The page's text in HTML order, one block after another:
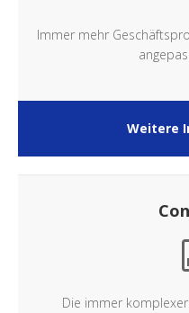
Immer mehr
Weitere
Die immer